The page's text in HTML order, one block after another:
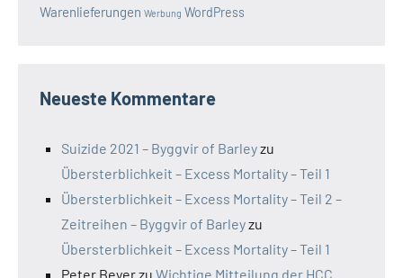
Warenlieferungen Werbung WordPress
Neueste Kommentare
Suizide 2021 – Byggvir of Barleyzu
Übersterblichkeit – Excess Mortality – Teil 1
Übersterblichkeit – Excess Mortality – Teil 2 –
Zeitreihen – Byggvir of Barleyzu
Übersterblichkeit – Excess Mortality – Teil 1
Peter Beyerzu Wichtige Mitteilung der HCC